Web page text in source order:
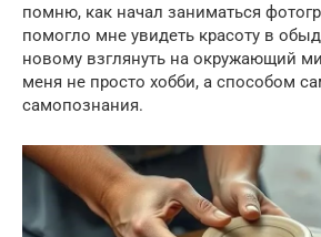
помню, как начал заниматься
помогло мне увидеть красоту в
новому взглянуть на окружающий
меня не просто хобби, а способом
самопознания.